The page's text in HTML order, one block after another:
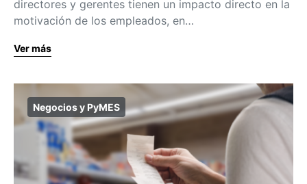
directores y gerentes tienen un impacto directo en la
motivación de los empleados, en…
Ver más
Negocios y PyMES